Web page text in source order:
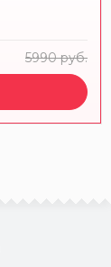
5990 руб.